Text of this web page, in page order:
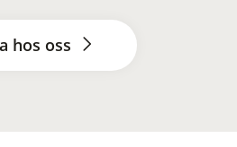
hos oss